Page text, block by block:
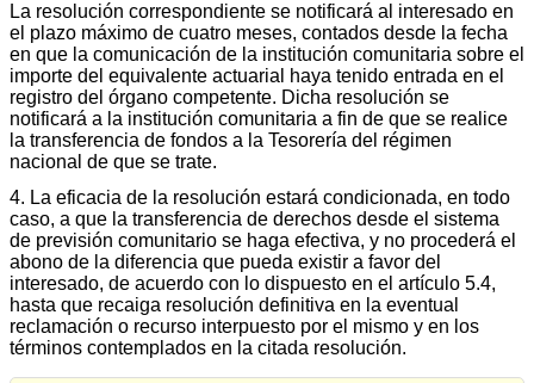
La resolución correspondiente se notificará al interesado en
el plazo máximo de cuatro meses, contados desde la fecha
en que la comunicación de la institución comunitaria sobre el
importe del equivalente actuarial haya tenido entrada en el
registro del órgano competente. Dicha resolución se
notificará a la institución comunitaria a fin de que se realice
la transferencia de fondos a la Tesorería del régimen
nacional de que se trate.
4. La eficacia de la resolución estará condicionada, en todo
caso, a que la transferencia de derechos desde el sistema
de previsión comunitario se haga efectiva, y no procederá el
abono de la diferencia que pueda existir a favor del
interesado, de acuerdo con lo dispuesto en el artículo 5.4,
hasta que recaiga resolución definitiva en la eventual
reclamación o recurso interpuesto por el mismo y en los
términos contemplados en la citada resolución.